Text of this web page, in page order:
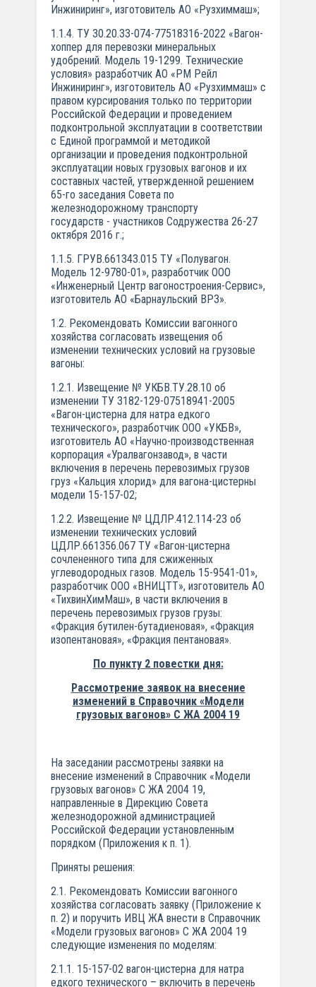
Инжиниринг», изготовитель АО «Рузхиммаш»;
1.1.4. ТУ 30.20.33-074-77518316-2022 «Вагон-
хоппер для перевозки минеральных
удобрений. Модель 19-1299. Технические
условия» разработчик АО «РМ Рейл
Инжиниринг», изготовитель АО «Рузхиммаш» с
правом курсирования только по территории
Российской Федерации и проведением
подконтрольной эксплуатации в соответствии
с Единой программой и методикой
организации и проведения подконтрольной
эксплуатации новых грузовых вагонов и их
составных частей, утвержденной решением
65-го заседания Совета по
железнодорожному транспорту
государств - участников Содружества 26-27
октября 2016 г.;
1.1.5. ГРУВ.661343.015 ТУ «Полувагон.
Модель 12-9780-01», разработчик ООО
«Инженерный Центр вагоностроения-Сервис»,
изготовитель АО «Барнаульский ВРЗ».
1.2. Рекомендовать Комиссии вагонного
хозяйства согласовать извещения об
изменении технических условий на грузовые
вагоны:
1.2.1. Извещение № УКБВ.ТУ.28.10 об
изменении ТУ 3182-129-07518941-2005
«Вагон-цистерна для натра едкого
технического», разработчик ООО «УКБВ»,
изготовитель АО «Научно-производственная
корпорация «Уралвагонзавод», в части
включения в перечень перевозимых грузов
груз «Кальция хлорид» для вагона-цистерны
модели 15-157-02;
1.2.2. Извещение № ЦДЛР.412.114-23 об
изменении технических условий
ЦДЛР.661356.067 ТУ «Вагон-цистерна
сочлененного типа для сжиженных
углеводородных газов. Модель 15-9541-01»,
разработчик ООО «ВНИЦТТ», изготовитель АО
«ТихвинХимМаш», в части включения в
перечень перевозимых грузов грузы:
«Фракция бутилен-бутадиеновая», «Фракция
изопентановая», «Фракция пентановая».
По пункту 2 повестки дня:
Рассмотрение заявок на внесение
изменений в Справочник «Модели
грузовых вагонов» С ЖА 2004 19
На заседании рассмотрены заявки на
внесение изменений в Справочник «Модели
грузовых вагонов» С ЖА 2004 19,
направленные в Дирекцию Совета
железнодорожной администрацией
Российской Федерации установленным
порядком (Приложения к п. 1).
Приняты решения:
2.1. Рекомендовать Комиссии вагонного
хозяйства согласовать заявку (Приложение к
п. 2) и поручить ИВЦ ЖА внести в Справочник
«Модели грузовых вагонов» С ЖА 2004 19
следующие изменения по моделям:
2.1.1. 15-157-02 вагон-цистерна для натра
едкого технического – включить в перечень